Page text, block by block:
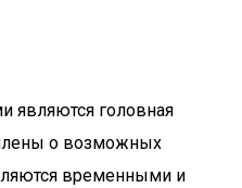
являются головная
о возможных
временными и